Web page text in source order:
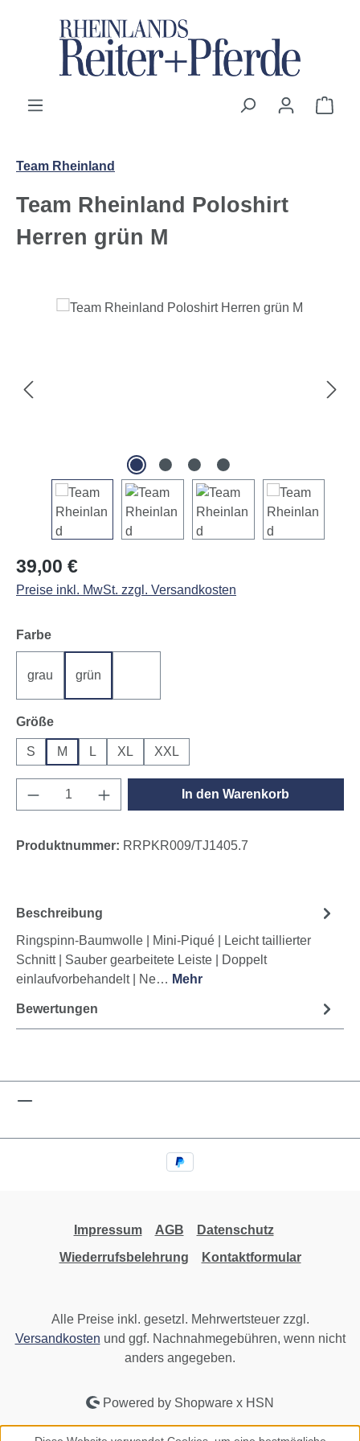
Zum Hauptinhalt springen
Team Rheinland
Team Rheinland Poloshirt
Herren grün M
Bildergalerie überspringen
Regulärer Preis:
39,00 €
Preise inkl. MwSt. zzgl. Versandkosten
Farbeauswählen
grau grün
Größeauswählen
S M L XL XXL
Produkt Anzahl: Gib den gewünschten
In den Warenkorb
Produktnummer: RRPKR009/TJ1405.7
Beschreibung
Ringspinn-Baumwolle | Mini-Piqué | Leicht taillierter
Schnitt | Sauber gearbeitete Leiste | Doppelt
einlaufvorbehandelt | Ne… Mehr
Bewertungen
Impressum AGB
Datenschutz
Wiederrufsbelehrung
Kontaktformular
Alle Preise inkl. gesetzl. Mehrwertsteuer zzgl.
Versandkosten und ggf. Nachnahmegebühren, wenn nicht
anders angegeben.
Powered by Shopware x HSN